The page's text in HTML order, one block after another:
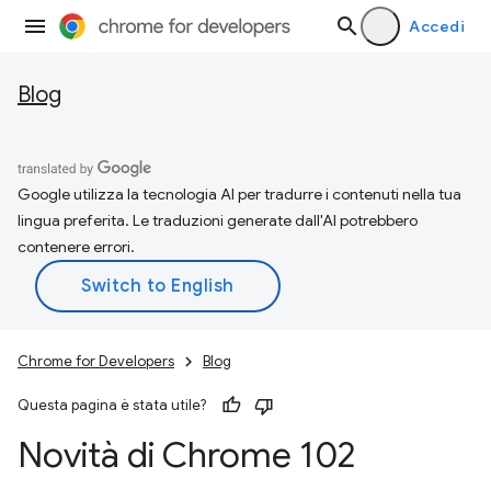
Accedi
Blog
Google utilizza la tecnologia AI per tradurre i contenuti nella tua
lingua preferita. Le traduzioni generate dall'AI potrebbero
contenere errori.
Chrome for Developers Blog
Questa pagina è stata utile?
Novità di Chrome 102